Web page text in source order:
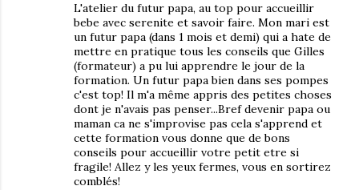
L'atelier du futur papa, au top pour accueillir
bebe avec serenite et savoir faire. Mon mari est
un futur papa (dans 1 mois et demi) qui a hate de
mettre en pratique tous les conseils que Gilles
(formateur) a pu lui apprendre le jour de la
formation. Un futur papa bien dans ses pompes
c'est top! Il m'a même appris des petites choses
dont je n'avais pas penser...Bref devenir papa ou
maman ca ne s'improvise pas cela s'apprend et
cette formation vous donne que de bons
conseils pour accueillir votre petit etre si
fragile! Allez y les yeux fermes, vous en sortirez
comblés!